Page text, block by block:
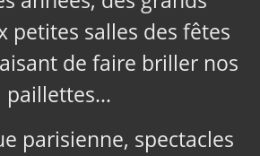
petites salles des fêtes
de faire briller nos
paillettes…
parisienne, spectacles